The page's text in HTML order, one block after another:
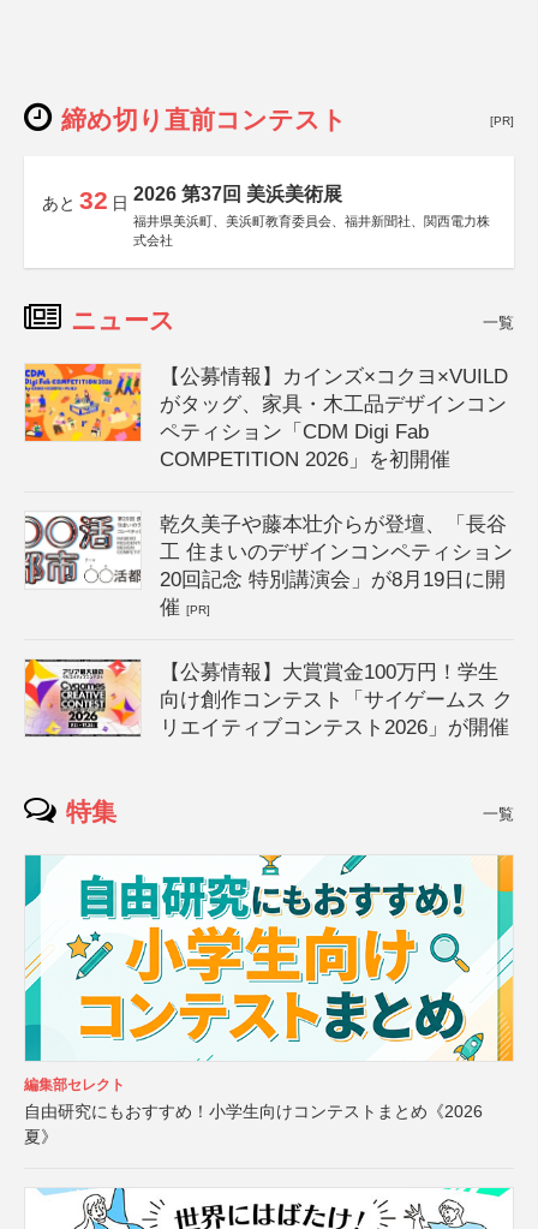
締め切り直前コンテスト [PR]
あと 32 日 2026 第37回 美浜美術展
福井県美浜町、美浜町教育委員会、福井新聞社、関西電力株
式会社
ニュース 一覧
【公募情報】カインズ×コクヨ×VUILD
がタッグ、家具・木工品デザインコン
ペティション「CDM Digi Fab
COMPETITION 2026」を初開催
乾久美子や藤本壮介らが登壇、「長谷
工 住まいのデザインコンペティション
20回記念 特別講演会」が8月19日に開
催[PR]
【公募情報】大賞賞金100万円！学生
向け創作コンテスト「サイゲームス ク
リエイティブコンテスト2026」が開催
特集 一覧
編集部セレクト
自由研究にもおすすめ！小学生向けコンテストまとめ《2026
夏》